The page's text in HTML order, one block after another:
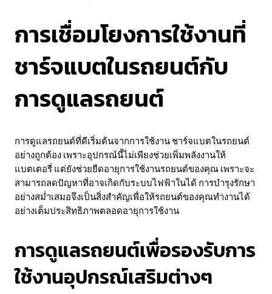
การเชื่อมโยงการใช้งานที่
ชาร์จแบตในรถยนต์กับ
การดูแลรถยนต์
การดูแลรถยนต์ที่ดีเริ่มต้นจากการใช้งาน ชาร์จแบตในรถยนต์
อย่างถูกต้อง เพราะอุปกรณ์นี้ไม่เพียงช่วยเพิ่มพลังงานให้
แบตเตอรี่ แต่ยังช่วยยืดอายุการใช้งานรถยนต์ของคุณ เพราะจะ
สามารถลดปัญหาที่อาจเกิดกับระบบไฟฟ้าในได้ การบำรุงรักษา
อย่างสม่ำเสมอจึงเป็นสิ่งสำคัญเพื่อให้รถยนต์ของคุณทำงานได้
อย่างเต็มประสิทธิภาพตลอดอายุการใช้งาน
การดูแลรถยนต์เพื่อรองรับการ
ใช้งานอุปกรณ์เสริมต่างๆ